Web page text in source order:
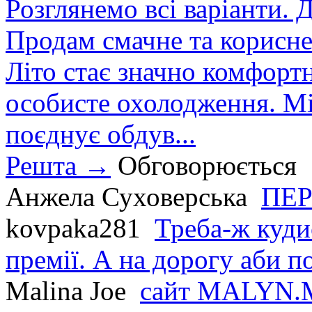
Розглянемо всі варіанти.
Продам смачне та
Літо стає значно
особисте охолодження.
поєднує обдув...
Решта → Обговорюється
Анжела Суховерська
kovpaka281 Треба-ж
премії. А на дорогу аби
Malina Joe сайт